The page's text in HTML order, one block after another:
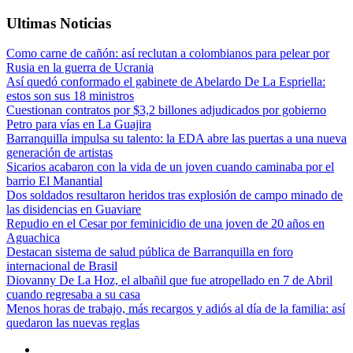
Ultimas Noticias
Como carne de cañón: así reclutan a colombianos para pelear por
Rusia en la guerra de Ucrania
Así quedó conformado el gabinete de Abelardo De La Espriella:
estos son sus 18 ministros
Cuestionan contratos por $3,2 billones adjudicados por gobierno
Petro para vías en La Guajira
Barranquilla impulsa su talento: la EDA abre las puertas a una nueva
generación de artistas
Sicarios acabaron con la vida de un joven cuando caminaba por el
barrio El Manantial
Dos soldados resultaron heridos tras explosión de campo minado de
las disidencias en Guaviare
Repudio en el Cesar por feminicidio de una joven de 20 años en
Aguachica
Destacan sistema de salud pública de Barranquilla en foro
internacional de Brasil
Diovanny De La Hoz, el albañil que fue atropellado en 7 de Abril
cuando regresaba a su casa
Menos horas de trabajo, más recargos y adiós al día de la familia: así
quedaron las nuevas reglas